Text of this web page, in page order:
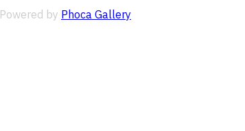
Powered by Phoca Gallery